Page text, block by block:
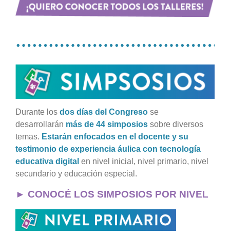
Durante los dos días del Congresose
desarrollarán más de 44 simposiossobre diversos
temas. Estarán enfocados en el docente y su
testimonio de experiencia áulica con tecnología
educativa digital en nivel inicial, nivel primario, nivel
secundario y educación especial.
► CONOCÉ LOS SIMPOSIOS POR NIVEL